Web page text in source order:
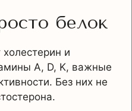
белок
и
A, D, K, важные
Без них не